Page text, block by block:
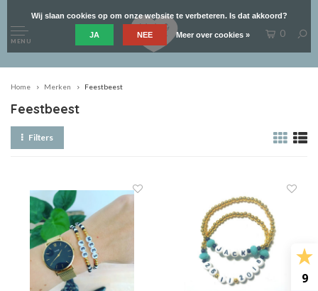
9
MENU
0
Home Merken Feestbeest
Feestbeest
Filters
Wij slaan cookies op om onze website te verbeteren. Is dat akkoord?
JA NEE Meer over cookies »